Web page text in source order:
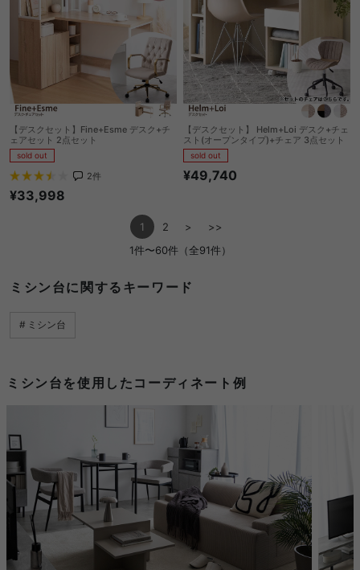
【デスクセット】Fine+Esme デスク+チ
ェアセット 2点セット
sold out
2件
¥33,998
【デスクセット】 Helm+Loi デスク+チェ
スト(オープンタイプ)+チェア 3点セット
sold out
¥49,740
1 2 >
>>
1件〜60件（全91件）
ミシン台に関するキーワード
ミシン台
ミシン台を使用したコーディネート例